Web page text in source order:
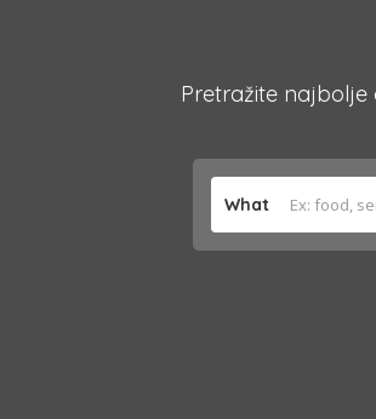
Pretražite najbolje
What